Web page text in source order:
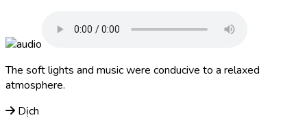
The soft lights and music were conducive to a relaxed
atmosphere.
Dịch